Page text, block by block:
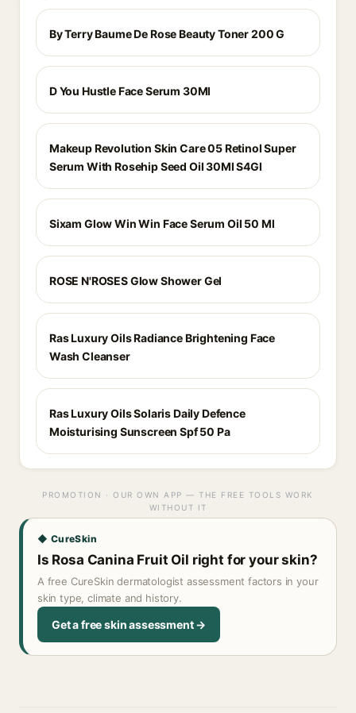
By Terry Baume De Rose Beauty Toner 200 G
D You Hustle Face Serum 30Ml
Makeup Revolution Skin Care 05 Retinol Super
Serum With Rosehip Seed Oil 30Ml S4Gl
Sixam Glow Win Win Face Serum Oil 50 Ml
ROSE N'ROSES Glow Shower Gel
Ras Luxury Oils Radiance Brightening Face
Wash Cleanser
Ras Luxury Oils Solaris Daily Defence
Moisturising Sunscreen Spf 50 Pa
PROMOTION · OUR OWN APP — THE FREE TOOLS WORK
WITHOUT IT
◆ CureSkin
Is Rosa Canina Fruit Oil right for your skin?
A free CureSkin dermatologist assessment factors in your
skin type, climate and history.
Get a free skin assessment →